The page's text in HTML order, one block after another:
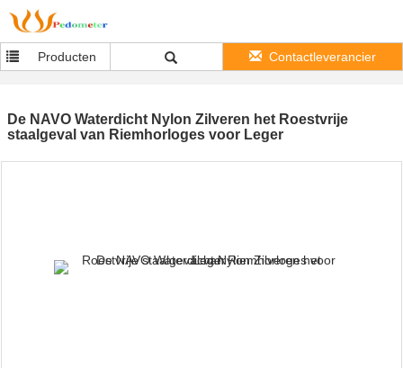
Producten Contactleverancier
De NAVO Waterdicht Nylon Zilveren het Roestvrije
staalgeval van Riemhorloges voor Leger